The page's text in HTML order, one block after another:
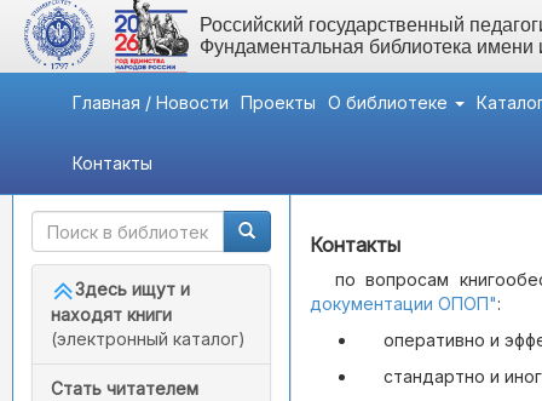
Российский государственный
Фундаментальная библиотека
Главная / Новости Проекты О библиотеке
Контакты
Быстрый доступ
Здесь ищут и
находят книги
(электронный каталог)
Стать читателем
Контакты
по вопросам
документации ОПОП":
оперативно и
стандартно и